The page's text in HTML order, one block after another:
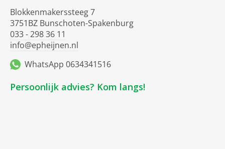
Blokkenmakerssteeg 7
3751BZ Bunschoten-Spakenburg
033 - 298 36 11
info@epheijnen.nl
WhatsApp 0634341516
Persoonlijk advies? Kom langs!